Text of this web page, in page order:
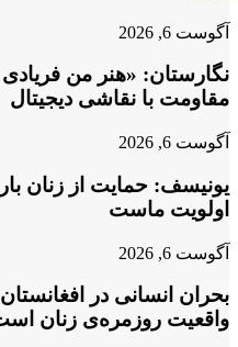
آگوست 6, 2026
نگارستان: «هنر من
مقاومت با نقاشی دیجیتال
آگوست 6, 2026
یونیسف: حمایت از زنان
اولویت ماست
آگوست 6, 2026
بحران انسانی در
واقعیت روزمره‌ی زنان